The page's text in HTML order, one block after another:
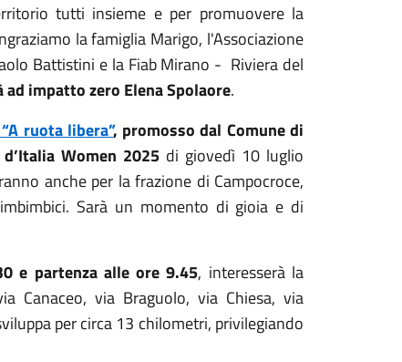
tutti insieme e per promuovere la
la famiglia Marigo, l'Associazione
Battistini e la Fiab Mirano - Riviera del
impatto zero Elena Spolaore.
ruota libera”, promosso dal Comune di
Women 2025di giovedì 10 luglio
anche per la frazione di Campocroce,
Sarà un momento di gioia e di
e partenza alle ore 9.45, interesserà la
Canaceo, via Braguolo, via Chiesa, via
per circa 13 chilometri, privilegiando